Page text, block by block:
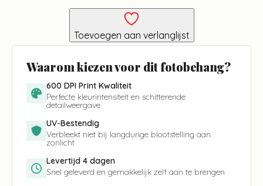
Toevoegen aan verlanglijst
Waarom kiezen voor dit fotobehang?
600 DPI Print Kwaliteit
Perfecte kleurintensiteit en schitterende
detailweergave
UV-Bestendig
Verbleekt niet bij langdurige blootstelling aan
zonlicht
Levertijd 4 dagen
Snel geleverd en gemakkelijk zelf aan te brengen